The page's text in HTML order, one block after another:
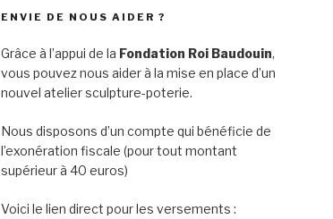
ENVIE DE NOUS AIDER ?
Grâce à l’appui de la Fondation Roi Baudouin,
vous pouvez nous aider à la mise en place d’un
nouvel atelier sculpture-poterie.
Nous disposons d’un compte qui bénéficie de
l’exonération fiscale (pour tout montant
supérieur à 40 euros)
Voici le lien direct pour les versements :